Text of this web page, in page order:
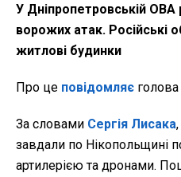
У Дніпропетровській ОВА
ворожих атак. Російські
житлові будинки
Про це повідомляє
За словами Сергія Лисака
завдали по Нікопольщині
артилерією та дронами.